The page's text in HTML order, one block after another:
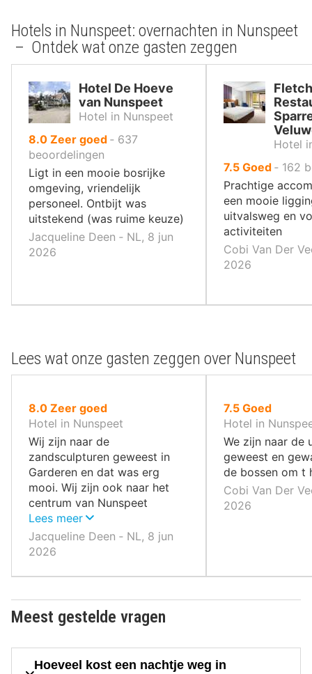
Hotels in Nunspeet: overnachten in Nunspeet
– Ontdek wat onze gasten zeggen
Hotel De Hoeve
van Nunspeet
Hotel in Nunspeet
8.0uit
10
,
Zeer goed ‐ 637
beoordelingen
Ligt in een mooie bosrijke
omgeving, vriendelijk
personeel. Ontbijt was
uitstekend (was ruime keuze)
Jacqueline Deen ‐ NL, 8 jun
2026
Hotel
7.5uit
10
,
Goed ‐ 162
Prachtige
een mooie
uitvalsweg en
activiteiten
Cobi Van Der
2026
Lees wat onze gasten zeggen over Nunspeet
8.0uit
10
,
Zeer goed
Hotel in Nunspeet
Wij zijn naar de
zandsculpturen geweest in
Garderen en dat was erg
mooi. Wij zijn ook naar het
centrum van Nunspeet
geweest wat nog geen 10
minuten lopen verwijderd is
van het hotel. was niet super
Lees meer
Jacqueline Deen ‐ NL, 8 jun
2026
7.5uit
10
,
Goed
Hotel in
We zijn naar de
geweest en
de bossen om t
Cobi Van Der
2026
Meest gestelde vragen
Hoeveel kost een nachtje weg in